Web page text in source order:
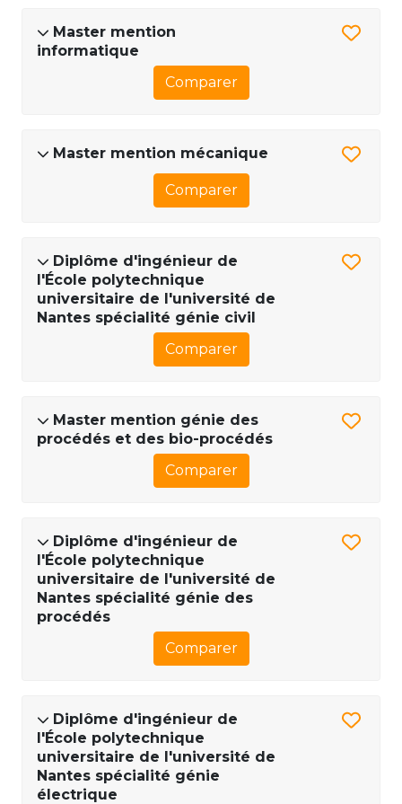
Master mention
informatique
Comparer
Master mention mécanique
Comparer
Diplôme d'ingénieur de
l'École polytechnique
universitaire de l'université de
Nantes spécialité génie civil
Comparer
Master mention génie des
procédés et des bio-procédés
Comparer
Diplôme d'ingénieur de
l'École polytechnique
universitaire de l'université de
Nantes spécialité génie des
procédés
Comparer
Diplôme d'ingénieur de
l'École polytechnique
universitaire de l'université de
Nantes spécialité génie
électrique